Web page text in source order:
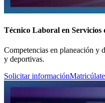
Técnico Laboral en Servicios
Competencias en planeación y
y deportivas.
Solicitar informaciónMatricúlate